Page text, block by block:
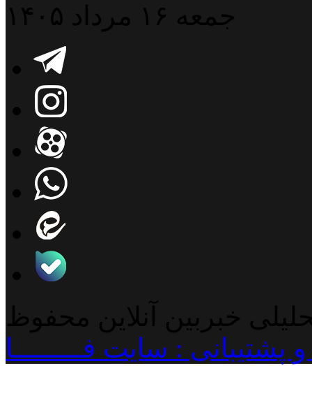
جمعه ۱۶ مرداد ۱۴۰۵
خبربین آنلاین محفوظ
: سایت فـــــــــا